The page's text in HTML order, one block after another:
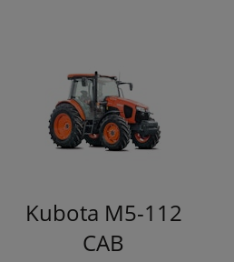
Kubota M5-112
CAB